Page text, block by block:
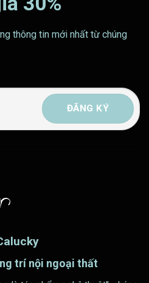
thông tin mới nhất từ chúng
trí nội ngoại thất